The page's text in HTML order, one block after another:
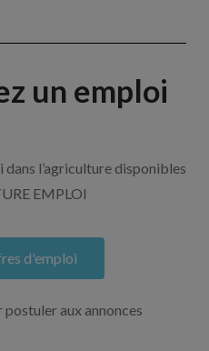
un emploi
l’agriculture disponibles
EMPLOI
d'emploi
aux annonces